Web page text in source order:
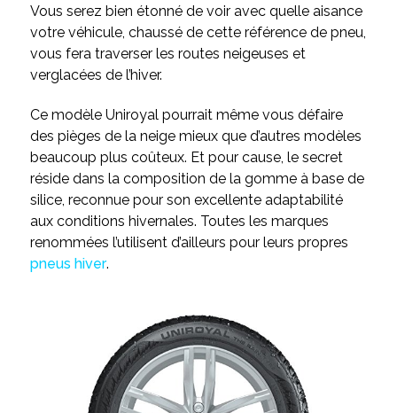
Vous serez bien étonné de voir avec quelle aisance
votre véhicule, chaussé de cette référence de pneu,
vous fera traverser les routes neigeuses et
verglacées de l’hiver.
Ce modèle Uniroyal pourrait même vous défaire
des pièges de la neige mieux que d’autres modèles
beaucoup plus coûteux. Et pour cause, le secret
réside dans la composition de la gomme à base de
silice, reconnue pour son excellente adaptabilité
aux conditions hivernales. Toutes les marques
renommées l’utilisent d’ailleurs pour leurs propres
pneus hiver.